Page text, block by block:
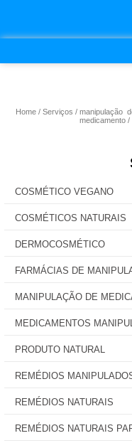
Home Serviços
manipulação
medicamento
COSMÉTICO VEGANO
COSMÉTICOS NATURAIS
DERMOCOSMÉTICO
FARMÁCIAS DE
MANIPULAÇÃO DE
MEDICAMENTOS
PRODUTO NATURAL
REMÉDIOS
REMÉDIOS NATURAIS
REMÉDIOS NATURAIS